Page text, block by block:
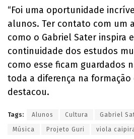
“Foi uma oportunidade
alunos. Ter contato com um
como o Gabriel Sater inspira
continuidade dos estudos
como esse ficam guardados
toda a diferença na formação
destacou.
Tags: Alunos Cultura Gabriel
Música Projeto Guri viola